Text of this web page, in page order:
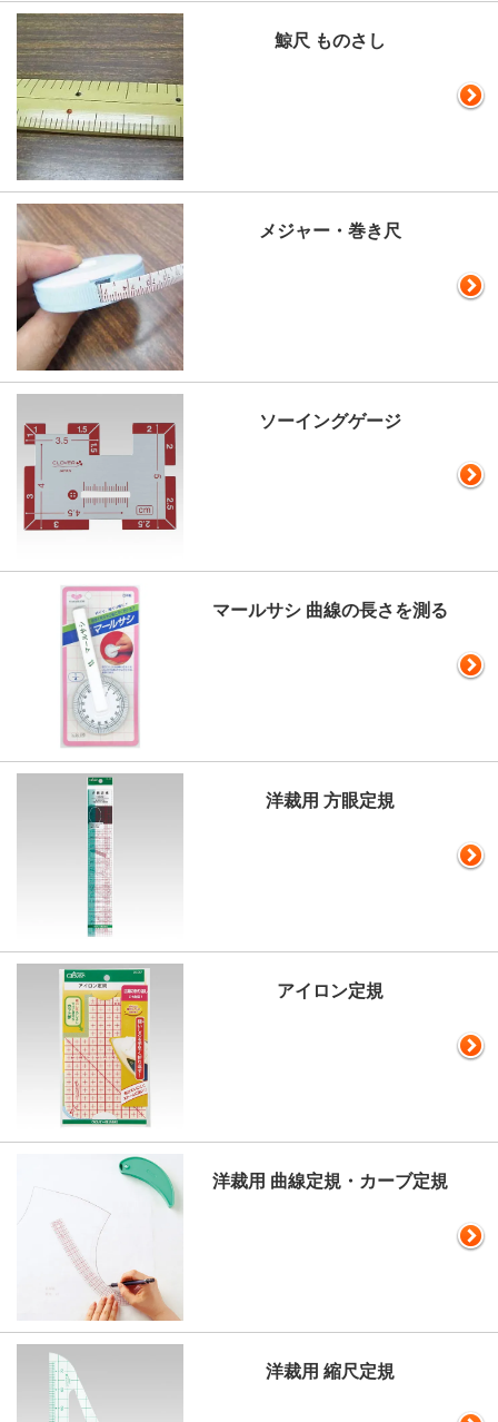
鯨尺 ものさし
メジャー・巻き尺
ソーイングゲージ
マールサシ 曲線の長さを測る
洋裁用 方眼定規
アイロン定規
洋裁用 曲線定規・カーブ定規
洋裁用 縮尺定規